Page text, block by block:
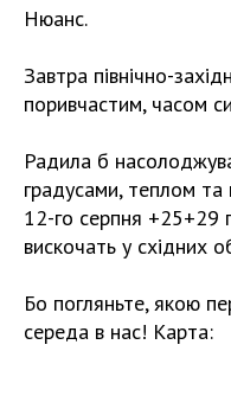
Нюанс.
Завтра північно-
поривчастим, часом
Радила б
градусами, теплом та
12-го серпня +25+29
вискочать у східних
Бо погляньте, якою
середа в нас! Карта: